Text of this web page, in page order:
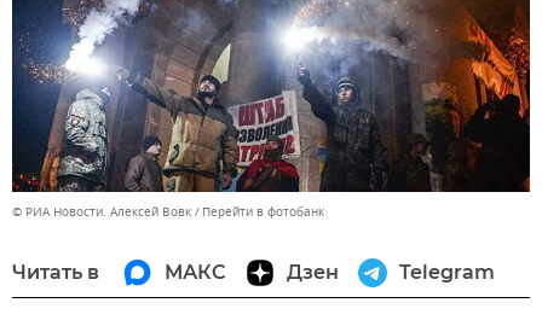
© РИА Новости. Алексей Вовк Перейти в фотобанк
Читать в МАКС Дзен Telegram